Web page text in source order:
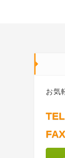
お気